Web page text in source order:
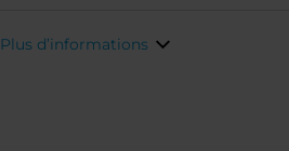
Plus d’informations